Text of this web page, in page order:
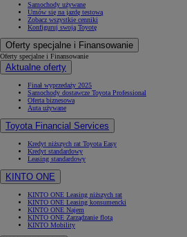
Samochody używane
Umów się na jazdę testową
Zobacz wszystkie cenniki
Konfiguruj swoją Toyotę
Oferty specjalne i Finansowanie
Oferty specjalne i Finansowanie
Aktualne oferty
Finał wyprzedaży 2025
Samochody dostawcze Toyota Professional
Oferta biznesowa
Auta używane
Toyota Financial Services
Kredyt niższych rat Toyota Easy
Kredyt standardowy
Leasing standardowy
KINTO ONE
KINTO ONE Leasing niższych rat
KINTO ONE Leasing konsumencki
KINTO ONE Najem
KINTO ONE Zarządzanie flotą
KINTO Mobility